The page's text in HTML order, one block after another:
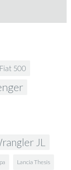
Fiat 500
JL
Lancia Thesis